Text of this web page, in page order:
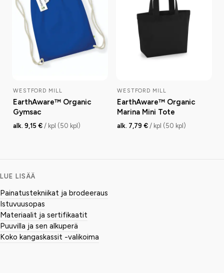
WESTFORD MILL
EarthAware™ Organic
Gymsac
alk. 9,15 € / kpl (50 kpl)
WESTFORD MILL
EarthAware™ Organic
Marina Mini Tote
alk. 7,79 € / kpl (50 kpl)
LUE LISÄÄ
Painatustekniikat ja brodeeraus
Istuvuusopas
Materiaalit ja sertifikaatit
Puuvilla ja sen alkuperä
Koko kangaskassit -valikoima